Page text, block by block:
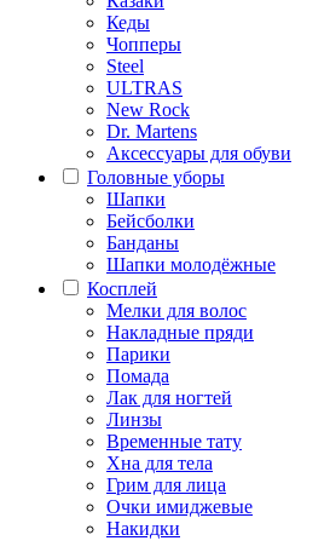
Кеды
Чопперы
Steel
ULTRAS
New Rock
Dr. Martens
Аксессуары для обуви
Головные уборы
Шапки
Бейсболки
Банданы
Шапки молодёжные
Косплей
Мелки для волос
Накладные пряди
Парики
Помада
Лак для ногтей
Линзы
Временные тату
Хна для тела
Грим для лица
Очки имиджевые
Накидки